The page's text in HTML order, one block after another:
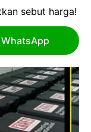
sebut harga!
WhatsApp